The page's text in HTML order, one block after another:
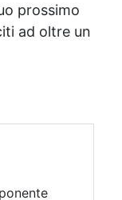
prossimo
ad oltre un